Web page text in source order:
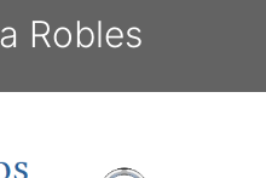
Robles